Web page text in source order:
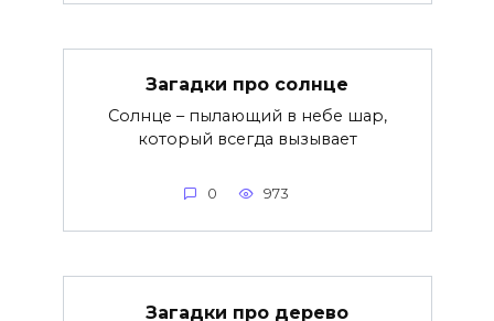
Загадки про солнце
Солнце – пылающий в небе шар,
который всегда вызывает
0 973
Загадки про дерево